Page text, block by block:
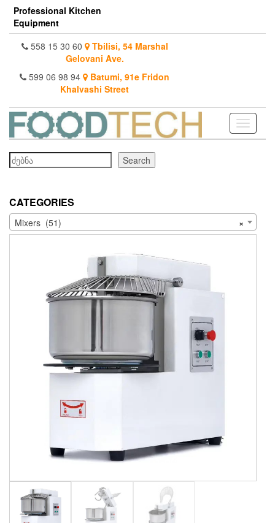
Skip
the
content
Professional Kitchen
Equipment
558 15 30 60
Tbilisi, 54 Marshal
Gelovani Ave.
599 06 98 94
Batumi, 91e Fridon
Khalvashi Street
Toggle
Search
Search
CATEGORIES
×
Mixers (51)